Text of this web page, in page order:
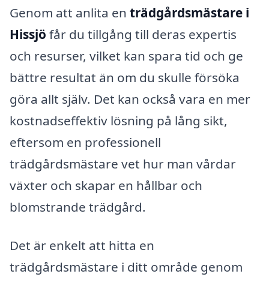
Genom att anlita en trädgårdsmästare i
Hissjö får du tillgång till deras expertis
och resurser, vilket kan spara tid och ge
bättre resultat än om du skulle försöka
göra allt själv. Det kan också vara en mer
kostnadseffektiv lösning på lång sikt,
eftersom en professionell
trädgårdsmästare vet hur man vårdar
växter och skapar en hållbar och
blomstrande trädgård.
Det är enkelt att hitta en
trädgårdsmästare i ditt område genom